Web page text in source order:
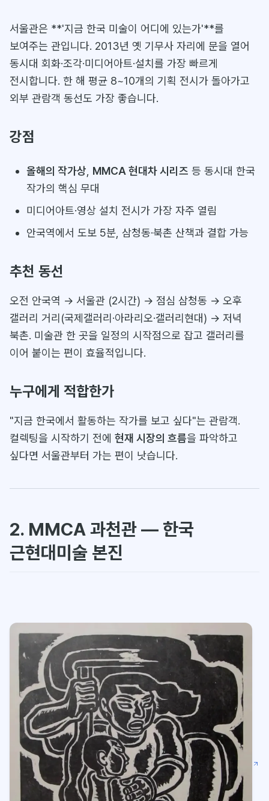
서울관은 **'지금 한국 미술이 어디에 있는가'**를
보여주는 관입니다. 2013년 옛 기무사 자리에 문을 열어
동시대 회화·조각·미디어아트·설치를 가장 빠르게
전시합니다. 한 해 평균 8~10개의 기획 전시가 돌아가고
외부 관람객 동선도 가장 좋습니다.
강점
올해의 작가상 MMCA 현대차 시리즈 등 동시대 한국
작가의 핵심 무대
미디어아트·영상 설치 전시가 가장 자주 열림
안국역에서 도보 5분, 삼청동·북촌 산책과 결합 가능
추천 동선
오전 안국역 → 서울관 (2시간) → 점심 삼청동 → 오후
갤러리 거리(국제갤러리·아라리오·갤러리현대) → 저녁
북촌. 미술관 한 곳을 일정의 시작점으로 잡고 갤러리를
이어 붙이는 편이 효율적입니다.
누구에게 적합한가
"지금 한국에서 활동하는 작가를 보고 싶다"는 관람객.
컬렉팅을 시작하기 전에 현재 시장의 흐름을 파악하고
싶다면 서울관부터 가는 편이 낫습니다.
2. MMCA 과천관 — 한국
근현대미술 본진